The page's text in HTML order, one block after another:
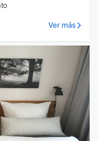
Ver más